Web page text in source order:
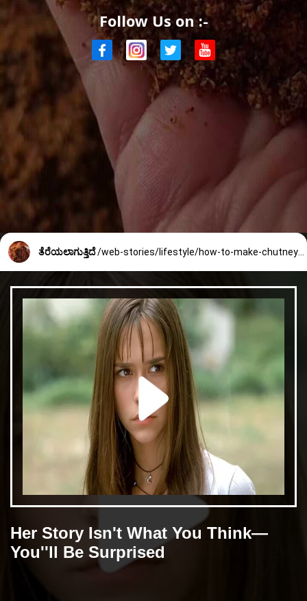
Follow Us on :-
ತೆರೆಯಲಾಗುತ್ತಿದೆ /web-stories/lifestyle/how-to-make-chutney-powder-2584_5_1753508607.html